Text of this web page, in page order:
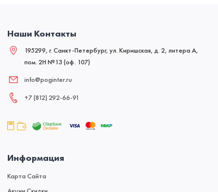
Наши Контакты
195299, г. Санкт-Петербург, ул. Киришская, д. 2, литера А,
пом. 2Н №13 (оф. 107)
info@poginter.ru
+7 (812) 292‑66‑91
Информация
Карта Сайта